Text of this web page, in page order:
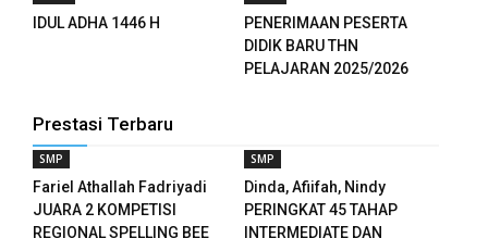
IDUL ADHA 1446 H
PENERIMAAN PESERTA
DIDIK BARU THN
PELAJARAN 2025/2026
Prestasi Terbaru
SMP
Fariel Athallah Fadriyadi
JUARA 2 KOMPETISI
REGIONAL SPELLING BEE
SMP
Dinda, Afiifah, Nindy
PERINGKAT 45 TAHAP
INTERMEDIATE DAN